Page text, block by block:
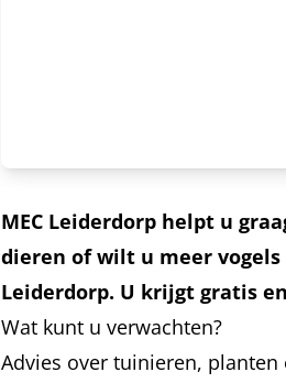
MEC Leiderdorp helpt u
dieren of wilt u meer vogels
Leiderdorp. U krijgt gratis
Wat kunt u verwachten?
Advies over tuinieren,